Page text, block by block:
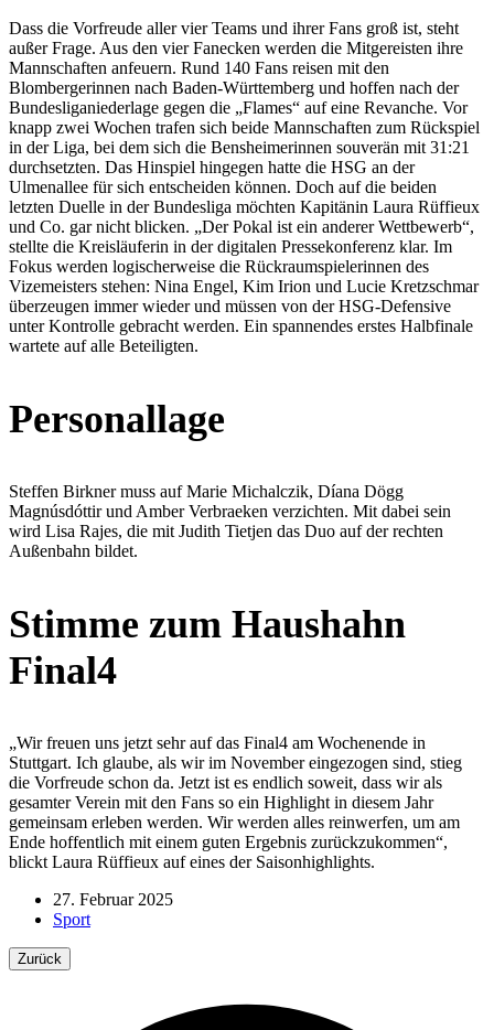
Dass die Vorfreude aller vier Teams und ihrer Fans groß ist, steht
außer Frage. Aus den vier Fanecken werden die Mitgereisten ihre
Mannschaften anfeuern. Rund 140 Fans reisen mit den
Blombergerinnen nach Baden-Württemberg und hoffen nach der
Bundesliganiederlage gegen die „Flames“ auf eine Revanche. Vor
knapp zwei Wochen trafen sich beide Mannschaften zum Rückspiel
in der Liga, bei dem sich die Bensheimerinnen souverän mit 31:21
durchsetzten. Das Hinspiel hingegen hatte die HSG an der
Ulmenallee für sich entscheiden können. Doch auf die beiden
letzten Duelle in der Bundesliga möchten Kapitänin Laura Rüffieux
und Co. gar nicht blicken. „Der Pokal ist ein anderer Wettbewerb“,
stellte die Kreisläuferin in der digitalen Pressekonferenz klar. Im
Fokus werden logischerweise die Rückraumspielerinnen des
Vizemeisters stehen: Nina Engel, Kim Irion und Lucie Kretzschmar
überzeugen immer wieder und müssen von der HSG-Defensive
unter Kontrolle gebracht werden. Ein spannendes erstes Halbfinale
wartete auf alle Beteiligten.
Personallage
Steffen Birkner muss auf Marie Michalczik, Díana Dögg
Magnúsdóttir und Amber Verbraeken verzichten. Mit dabei sein
wird Lisa Rajes, die mit Judith Tietjen das Duo auf der rechten
Außenbahn bildet.
Stimme zum Haushahn
Final4
„Wir freuen uns jetzt sehr auf das Final4 am Wochenende in
Stuttgart. Ich glaube, als wir im November eingezogen sind, stieg
die Vorfreude schon da. Jetzt ist es endlich soweit, dass wir als
gesamter Verein mit den Fans so ein Highlight in diesem Jahr
gemeinsam erleben werden. Wir werden alles reinwerfen, um am
Ende hoffentlich mit einem guten Ergebnis zurückzukommen“,
blickt Laura Rüffieux auf eines der Saisonhighlights.
27. Februar 2025
Sport